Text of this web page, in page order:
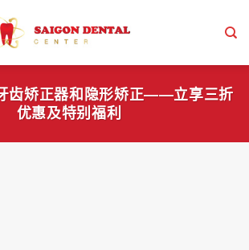
齿矫正器和隐形矫正——立享三折
优惠及特别福利